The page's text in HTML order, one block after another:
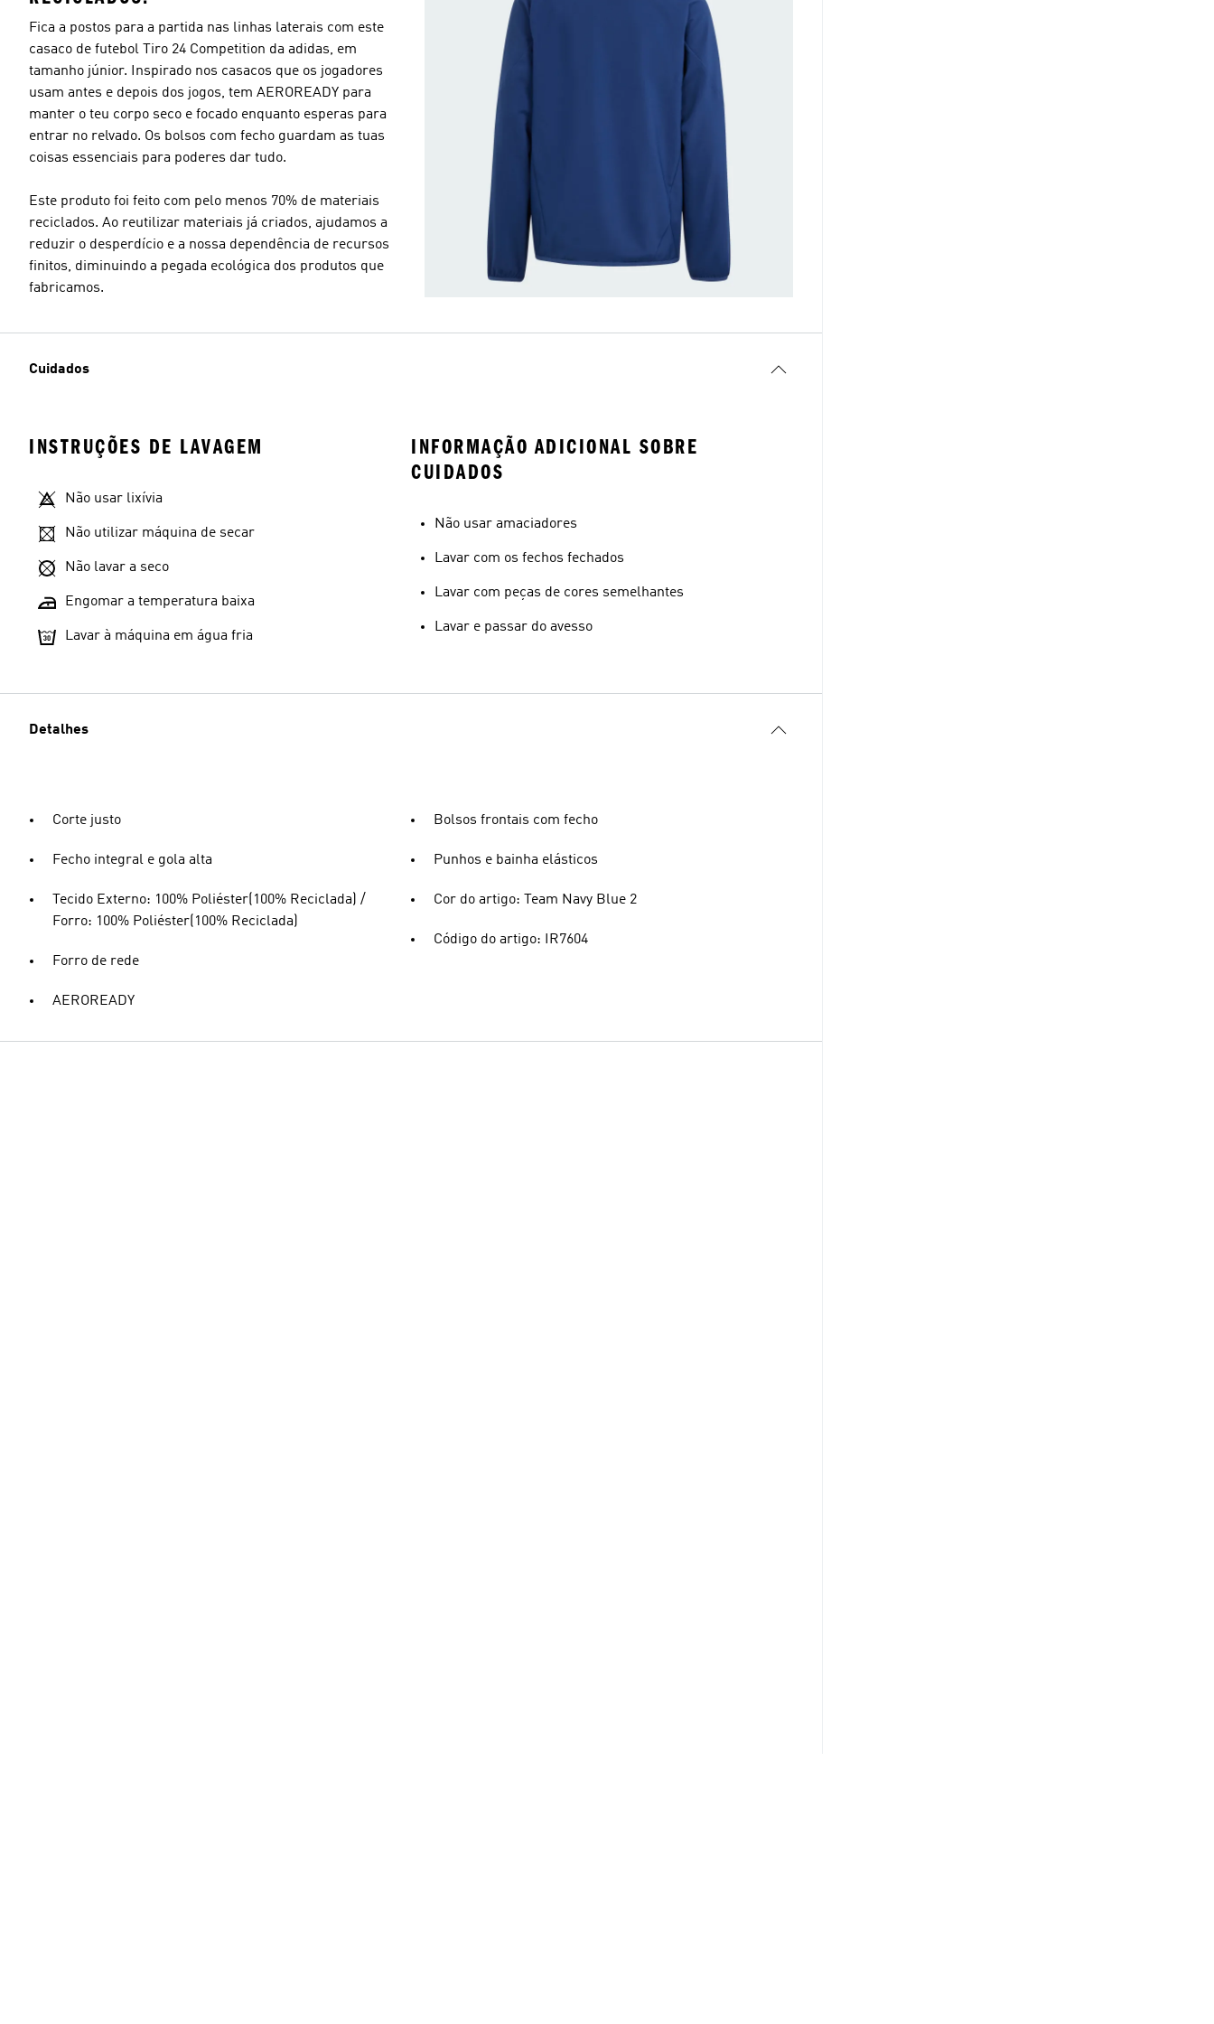
Fica a postos para a partida nas linhas laterais com este
casaco de futebol Tiro 24 Competition da adidas, em
tamanho júnior. Inspirado nos casacos que os jogadores
usam antes e depois dos jogos, tem AEROREADY para
manter o teu corpo seco e focado enquanto esperas para
entrar no relvado. Os bolsos com fecho guardam as tuas
coisas essenciais para poderes dar tudo.
Este produto foi feito com pelo menos 70% de materiais
reciclados. Ao reutilizar materiais já criados, ajudamos a
reduzir o desperdício e a nossa dependência de recursos
finitos, diminuindo a pegada ecológica dos produtos que
fabricamos.
Cuidados
INSTRUÇÕES DE LAVAGEM
Não usar lixívia
Não utilizar máquina de secar
Não lavar a seco
Engomar a temperatura baixa
Lavar à máquina em água fria
INFORMAÇÃO ADICIONAL SOBRE
CUIDADOS
Não usar amaciadores
Lavar com os fechos fechados
Lavar com peças de cores semelhantes
Lavar e passar do avesso
Detalhes
Corte justo
Fecho integral e gola alta
Tecido Externo: 100% Poliéster(100% Reciclada) /
Forro: 100% Poliéster(100% Reciclada)
Forro de rede
AEROREADY
Bolsos frontais com fecho
Punhos e bainha elásticos
Cor do artigo: Team Navy Blue 2
Código do artigo: IR7604